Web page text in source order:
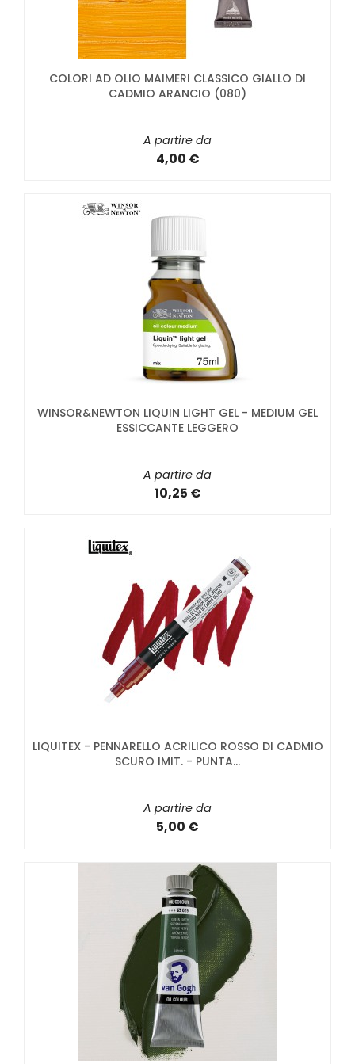
COLORI AD OLIO MAIMERI CLASSICO GIALLO DI
CADMIO ARANCIO (080)
A partire da
4,00 €
WINSOR&NEWTON LIQUIN LIGHT GEL - MEDIUM GEL
ESSICCANTE LEGGERO
A partire da
10,25 €
LIQUITEX - PENNARELLO ACRILICO ROSSO DI CADMIO
SCURO IMIT. - PUNTA...
A partire da
5,00 €